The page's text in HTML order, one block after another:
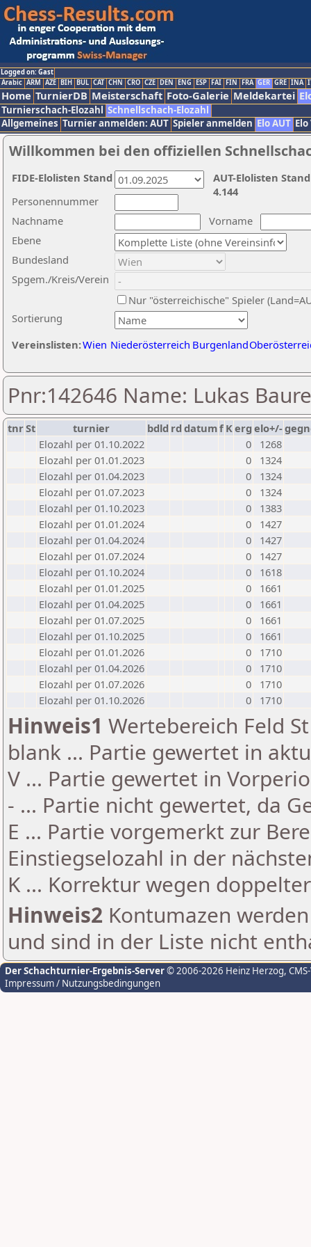
Logged on: Gast
Arabic ARM AZE BIH BUL CAT CHN CRO CZE DEN ENG ESP FAI FIN FRA GER GRE INA
Home TurnierDB Meisterschaft Foto-Galerie Meldekartei
Turnierschach-Elozahl Schnellschach-Elozahl
Allgemeines Turnier anmelden: AUT Spieler anmelden Elo AUT
Willkommen bei den offiziellen
Nachname
Vorname
Ebene
Sortierung
Personennummer
Bundesland
Spgem./Kreis/Verein
Nur "österreichische" Spieler
Vereinslisten:Wien Niederösterreich Burgenland
AUT-Elolisten
4.144
FIDE-Elolisten Stand
Pnr:142646 Name: Lukas
tnrSt turnier bdld rd datumf Kerg elo+/-
Elozahl per 01.10.2022
0
1268
Elozahl per 01.01.2023
0
1324
Elozahl per 01.04.2023
0
1324
Elozahl per 01.07.2023
0
1324
Elozahl per 01.10.2023
0
1383
Elozahl per 01.01.2024
0
1427
Elozahl per 01.04.2024
0
1427
Elozahl per 01.07.2024
0
1427
Elozahl per 01.10.2024
0
1618
Elozahl per 01.01.2025
0
1661
Elozahl per 01.04.2025
0
1661
Elozahl per 01.07.2025
0
1661
Elozahl per 01.10.2025
0
1661
Elozahl per 01.01.2026
0
1710
Elozahl per 01.04.2026
0
1710
Elozahl per 01.07.2026
0
1710
Elozahl per 01.10.2026
0 1710
Hinweis1 Wertebereich Feld
blank ... Partie gewertet in
V ... Partie gewertet in
- ... Partie nicht gewertet, da
E ... Partie vorgemerkt zur
Einstiegselozahl in der
K ... Korrektur wegen
Hinweis2 Kontumazen
und sind in der Liste nicht
Der Schachturnier-Ergebnis-Server© 2006-2026 Heinz Herzog,
Impressum / Nutzungsbedingungen